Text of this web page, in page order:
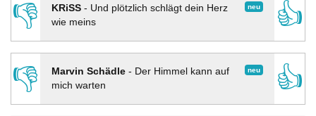
👎
neu
KRiSS- Und plötzlich schlägt dein Herz
wie meins
👍
👎 neu
Marvin Schädle- Der Himmel kann auf
mich warten
👍